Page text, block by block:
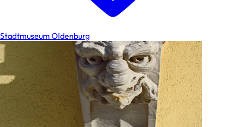
Stadtmuseum Oldenburg